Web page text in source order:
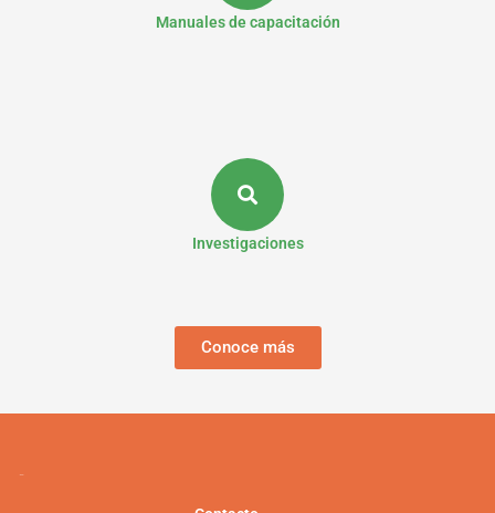
Manuales de capacitación
Investigaciones
Conoce más